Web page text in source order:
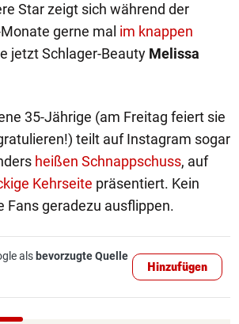
Star zeigt sich während der
gerne mal im knappen
jetzt Schlager-Beauty Melissa
35-Jährige (am Freitag feiert sie
teilt auf Instagram sogar
heißen Schnappschuss, auf
Kehrseite präsentiert. Kein
Fans geradezu ausflippen.
als bevorzugte Quelle
Hinzufügen